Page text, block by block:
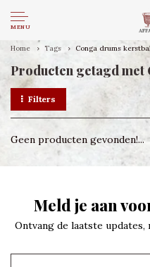
MENU
Home Tags Conga drums
Producten getagd
Filters
Geen producten gevonden!...
Meld je aan
Ontvang de laatste updates,